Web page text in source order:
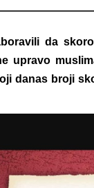
da
upravo
danas broji